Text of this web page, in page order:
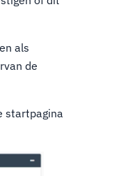
als
de
startpagina